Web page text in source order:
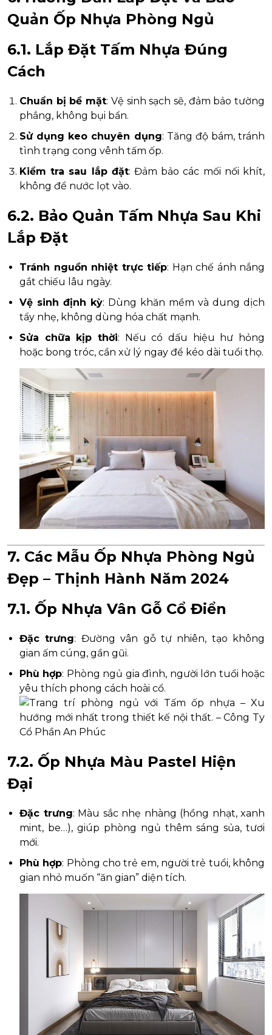
Quản Ốp Nhựa Phòng Ngủ
6.1. Lắp Đặt Tấm Nhựa Đúng
Cách
Chuẩn bị bề mặt: Vệ sinh sạch sẽ, đảm bảo tường
phẳng, không bụi bẩn.
Sử dụng keo chuyên dụng: Tăng độ bám, tránh
tình trạng cong vênh tấm ốp.
Kiểm tra sau lắp đặt: Đảm bảo các mối nối khít,
không để nước lọt vào.
6.2. Bảo Quản Tấm Nhựa Sau Khi
Lắp Đặt
Tránh nguồn nhiệt trực tiếp: Hạn chế ánh nắng
gắt chiếu lâu ngày.
Vệ sinh định kỳ: Dùng khăn mềm và dung dịch
tẩy nhẹ, không dùng hóa chất mạnh.
Sửa chữa kịp thời: Nếu có dấu hiệu hư hỏng
hoặc bong tróc, cần xử lý ngay để kéo dài tuổi thọ.
7. Các Mẫu Ốp Nhựa Phòng Ngủ
Đẹp – Thịnh Hành Năm 2024
7.1. Ốp Nhựa Vân Gỗ Cổ Điển
Đặc trưng: Đường vân gỗ tự nhiên, tạo không
gian ấm cúng, gần gũi.
Phù hợp: Phòng ngủ gia đình, người lớn tuổi hoặc
yêu thích phong cách hoài cổ.
7.2. Ốp Nhựa Màu Pastel Hiện
Đại
Đặc trưng: Màu sắc nhẹ nhàng (hồng nhạt, xanh
mint, be…), giúp phòng ngủ thêm sáng sủa, tươi
mới.
Phù hợp: Phòng cho trẻ em, người trẻ tuổi, không
gian nhỏ muốn “ăn gian” diện tích.